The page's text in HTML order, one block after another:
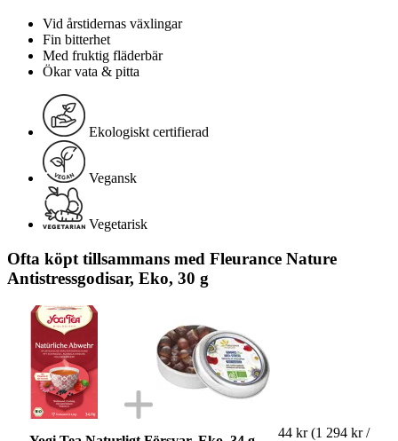
Vid årstidernas växlingar
Fin bitterhet
Med fruktig fläderbär
Ökar vata & pitta
Ekologiskt certifierad
Vegansk
Vegetarisk
Ofta köpt tillsammans med Fleurance Nature
Antistressgodisar, Eko, 30 g
44 kr (1 294 kr /